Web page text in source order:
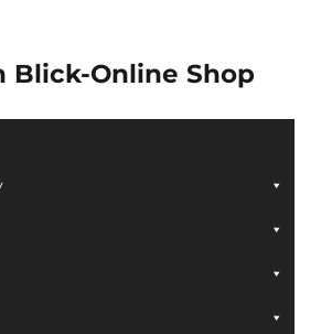
Blick-Online Shop